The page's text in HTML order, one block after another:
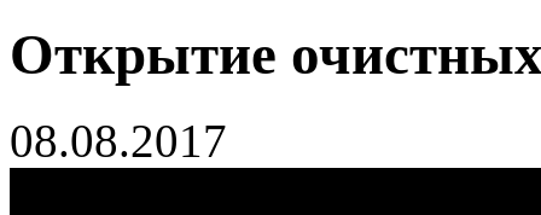
Открытие
08.08.2017